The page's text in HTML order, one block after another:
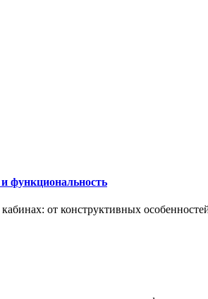
функциональность
от конструктивных